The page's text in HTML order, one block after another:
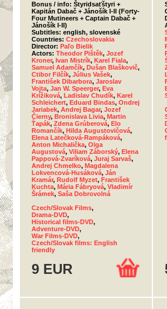
Bonus / info: Štyridsaťštyri +
Kapitán Dabač + Jánošík I-II (Forty-
Four Mutineers + Captain Dabač +
Jánošík I-II)
Subtitles: english, slovenské
Countries: Czechoslovakia
Director: Paľo Bielik
Actors: Theodor Pištěk, Jozef
Kroner, Ivan Mistrík, Karel Fiala,
Samuel Adamčík, Dušan Blaškovič,
Ctibor Filčík, Július Vašek,
František Dibarbora, Jaroslav
Vojta, Jan W. Speerger, Eva
Krížiková, Ladislav Chudík, Karel
Schleichert, Eduard Bindas, Ondrej
Jariabek, Andrej Bagar, Jozef
Čierny, Bronislava Livia, Martin
Ťapák, Zdena Grúberová, Elo
Romančík, Hilda Augustovičová,
Elena Latečková-Rampáková,
Anton Michalička, Olga
Augustová, Viliam Záborský, Elena
Pappová-Zvaríková, Juraj Sarvaš,
Andrej Chmelko, Magdalena
Lokvencová-Husáková, Ján
Kramár, Rudolf Myzet, František
Kuchta, Mária Fábryová, Vladimír
Šrámek, Saša Dobrovolná
Czech/Slovak Films,
Drama-DVD,
Historical films-DVD,
Adventure-DVD,
War Films-DVD,
Czech/Slovak films: English
friendly
9 EUR